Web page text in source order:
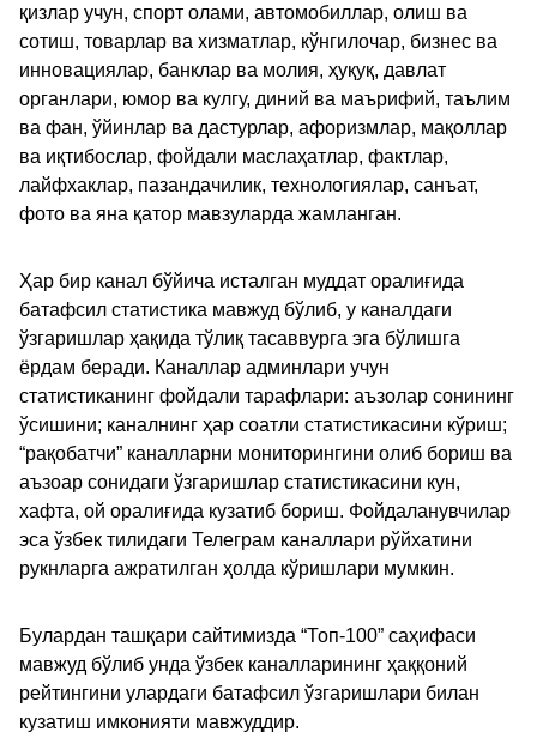
қизлар учун, спорт олами, автомобиллар, олиш ва
сотиш, товарлар ва хизматлар, кўнгилочар, бизнес ва
инновациялар, банклар ва молия, ҳуқуқ, давлат
органлари, юмор ва кулгу, диний ва маърифий, таълим
ва фан, ўйинлар ва дастурлар, афоризмлар, мақоллар
ва иқтибослар, фойдали маслаҳатлар, фактлар,
лайфхаклар, пазандачилик, технологиялар, санъат,
фото ва яна қатор мавзуларда жамланган.
Ҳар бир канал бўйича исталган муддат оралиғида
батафсил статистика мавжуд бўлиб, у каналдаги
ўзгаришлар ҳақида тўлиқ тасаввурга эга бўлишга
ёрдам беради. Каналлар админлари учун
статистиканинг фойдали тарафлари: аъзолар сонининг
ўсишини; каналнинг ҳар соатли статистикасини кўриш;
“рақобатчи” каналларни мониторингини олиб бориш ва
аъзоар сонидаги ўзгаришлар статистикасини кун,
хафта, ой оралиғида кузатиб бориш. Фойдаланувчилар
эса ўзбек тилидаги Телеграм каналлари рўйхатини
рукнларга ажратилган ҳолда кўришлари мумкин.
Булардан ташқари сайтимизда “Топ-100” саҳифаси
мавжуд бўлиб унда ўзбек каналларининг ҳаққоний
рейтингини улардаги батафсил ўзгаришлари билан
кузатиш имконияти мавжуддир.